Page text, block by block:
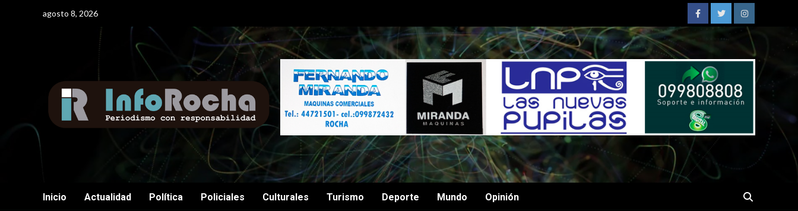
agosto 8, 2026
FacebookTwitterInstagram
Inicio Actualidad Política Policiales Culturales Turismo Deporte Mundo Opinión